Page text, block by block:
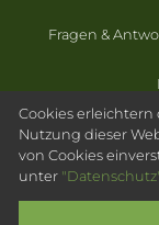
Fragen &
© 2003 - 2026
Cookies
Nutzung dieser
von Cookies
unter